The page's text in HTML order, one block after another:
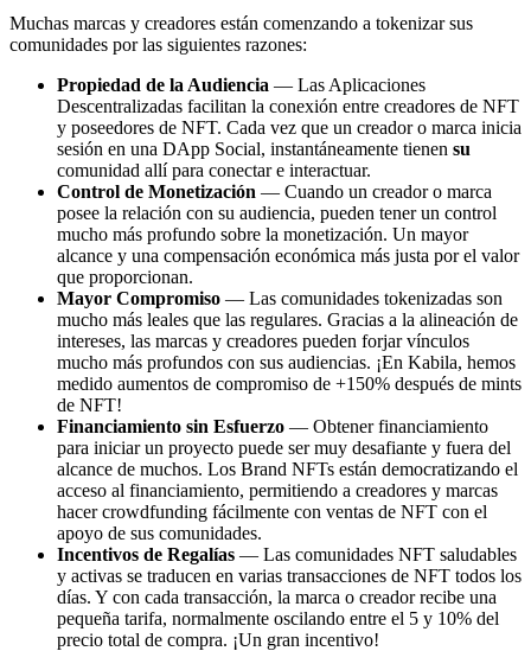
Muchas marcas y creadores están comenzando a tokenizar sus
comunidades por las siguientes razones:
Propiedad de la Audiencia — Las Aplicaciones
Descentralizadas facilitan la conexión entre creadores de NFT
y poseedores de NFT. Cada vez que un creador o marca inicia
sesión en una DApp Social, instantáneamente tienen su
comunidad allí para conectar e interactuar.
Control de Monetización — Cuando un creador o marca
posee la relación con su audiencia, pueden tener un control
mucho más profundo sobre la monetización. Un mayor
alcance y una compensación económica más justa por el valor
que proporcionan.
Mayor Compromiso — Las comunidades tokenizadas son
mucho más leales que las regulares. Gracias a la alineación de
intereses, las marcas y creadores pueden forjar vínculos
mucho más profundos con sus audiencias. ¡En Kabila, hemos
medido aumentos de compromiso de +150% después de mints
de NFT!
Financiamiento sin Esfuerzo — Obtener financiamiento
para iniciar un proyecto puede ser muy desafiante y fuera del
alcance de muchos. Los Brand NFTs están democratizando el
acceso al financiamiento, permitiendo a creadores y marcas
hacer crowdfunding fácilmente con ventas de NFT con el
apoyo de sus comunidades.
Incentivos de Regalías — Las comunidades NFT saludables
y activas se traducen en varias transacciones de NFT todos los
días. Y con cada transacción, la marca o creador recibe una
pequeña tarifa, normalmente oscilando entre el 5 y 10% del
precio total de compra. ¡Un gran incentivo!